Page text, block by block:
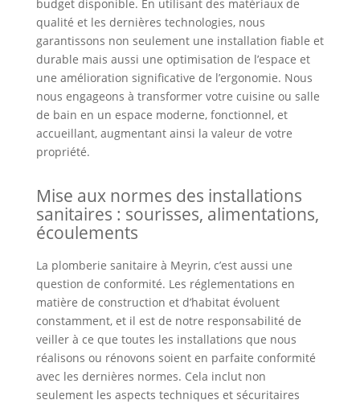
budget disponible. En utilisant des matériaux de
qualité et les dernières technologies, nous
garantissons non seulement une installation fiable et
durable mais aussi une optimisation de l’espace et
une amélioration significative de l’ergonomie. Nous
nous engageons à transformer votre cuisine ou salle
de bain en un espace moderne, fonctionnel, et
accueillant, augmentant ainsi la valeur de votre
propriété.
Mise aux normes des installations
sanitaires : sourisses, alimentations,
écoulements
La plomberie sanitaire à Meyrin, c’est aussi une
question de conformité. Les réglementations en
matière de construction et d’habitat évoluent
constamment, et il est de notre responsabilité de
veiller à ce que toutes les installations que nous
réalisons ou rénovons soient en parfaite conformité
avec les dernières normes. Cela inclut non
seulement les aspects techniques et sécuritaires